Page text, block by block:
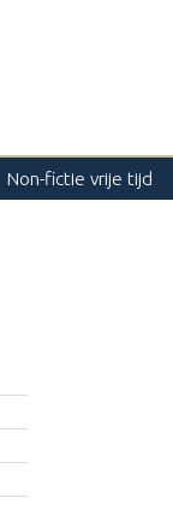
Non-fictie vrije tijd